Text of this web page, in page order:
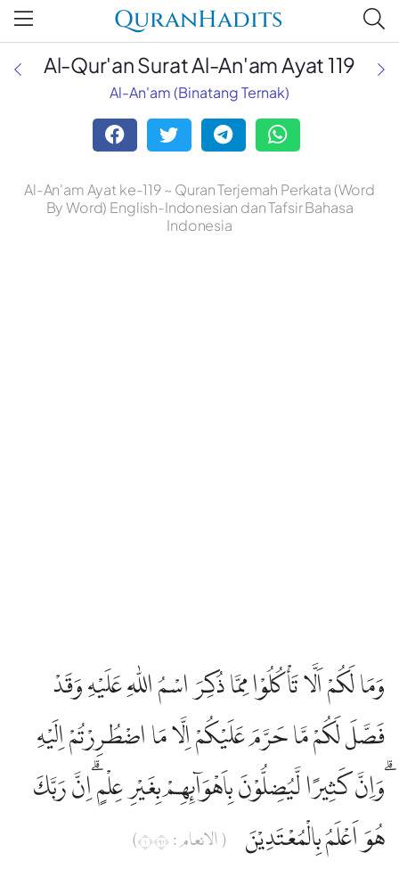
QuranHadits
Al-Qur'an Surat Al-An'am Ayat 119
Al-An'am (Binatang Ternak)
Al-An'am Ayat ke-119 ~ Quran Terjemah Perkata (Word
By Word) English-Indonesian dan Tafsir Bahasa
Indonesia
وَمَا لَكُمْ اَلَّا تَأْكُلُوْا مِمَّا ذُكِرَ اسْمُ اللّٰهِ عَلَيْهِ وَقَدْ
فَصَّلَ لَكُمْ مَّا حَرَّمَ عَلَيْكُمْ اِلَّا مَا اضْطُرِرْتُمْ اِلَيْهِ
ۗوَاِنَّ كَثِيرًا لَّيُضِلُّوْنَ بِاَهْوَاۤىِٕهِمْ بِغَيْرِ عِلْمٍ ۗاِنَّ رَبَّكَ
هُوَ اَعْلَمُ بِالْمُعْتَدِيْنَ
( الانعام : ١١٩)